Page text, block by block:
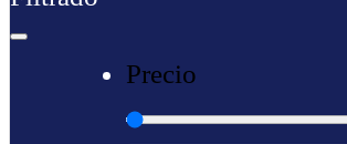
Precio